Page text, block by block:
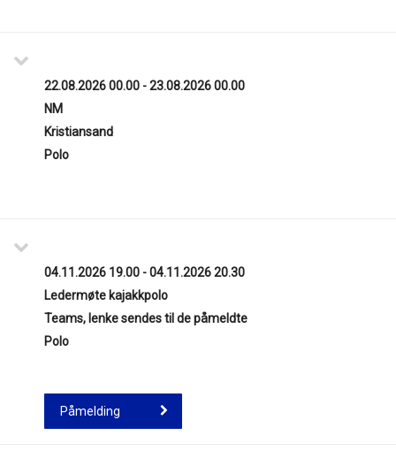
22.08.2026 00.00 - 23.08.2026 00.00
NM
Kristiansand
Polo
04.11.2026 19.00 - 04.11.2026 20.30
Ledermøte kajakkpolo
Teams, lenke sendes til de påmeldte
Polo
Påmelding